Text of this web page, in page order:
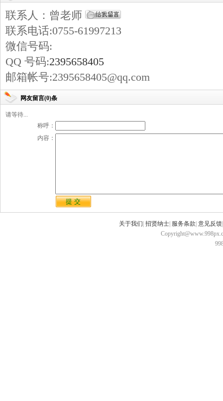
联系人：曾老师
联系电话:0755-61997213
微信号码:
QQ 号码:2395658405
邮箱帐号:2395658405@qq.com
网友留言(0)条
请等待...
称呼：
内容：
关于我们 招贤纳士 服务条款 意见反馈